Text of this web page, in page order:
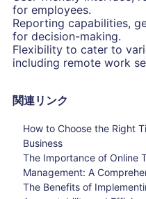
for employees.
Reporting capabilities,
for decision-making.
Flexibility to cater to
including remote work
関連リンク
How to Choose the Right
Business
The Importance of Online
Management: A
The Benefits of